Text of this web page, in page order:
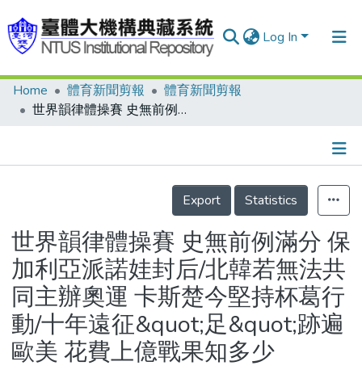
Log In
Communities & Collections
Statistics
Home 體育新聞剪報
體育新聞剪報
世界韻律體操賽 史無前例滿分 保加利亞派諾娃封后/北韓若無法共同主辦奧運 卡斯楚今堅持杯葛行動/十年遠征&quot;足&quot;跡遍歐美 花費上億戰果知多少
Details
Export
Statistics
世界韻律體操賽 史無前例滿分 保
加利亞派諾娃封后/北韓若無法共
同主辦奧運 卡斯楚今堅持杯葛行
動/十年遠征&quot;足&quot;跡遍
歐美 花費上億戰果知多少